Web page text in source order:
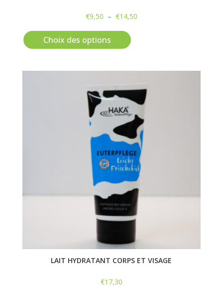
€9,50 – €14,50Plage
€14,50
Choix des options
variations.
options
peuvent
être
choisies
sur
la
page
du
produit
LAIT HYDRATANT CORPS ET VISAGE
€17,30